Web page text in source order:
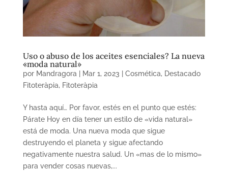
Uso o abuso de los aceites esenciales? La nueva
«moda natural»
por Mandragora Mar 1, 2023 Cosmética, Destacado
Fitoteràpia, Fitoteràpia
Y hasta aquí… Por favor, estés en el punto que estés:
Párate Hoy en día tener un estilo de «vida natural»
está de moda. Una nueva moda que sigue
destruyendo el planeta y sigue afectando
negativamente nuestra salud. Un «mas de lo mismo»
para vender cosas nuevas,...